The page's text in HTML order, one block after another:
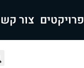
פרויקטים צור